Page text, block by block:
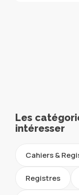
Les
intéresser
Cahiers &
Registres